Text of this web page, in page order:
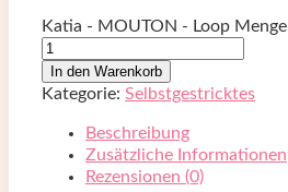
Katia - MOUTON - Loop Menge
In den Warenkorb
Kategorie: Selbstgestricktes
Beschreibung
Zusätzliche Informationen
Rezensionen (0)